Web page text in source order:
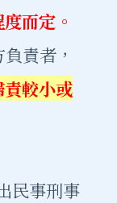
而定。
責者，
較小或
民事刑事